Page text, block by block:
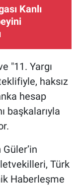
Kanlı
"11. Yargı
haksız
hesap
başkalarıyla
Türk
Haberleşme